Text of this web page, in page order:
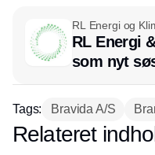
RL Energi og
RL Energi
som nyt
afsæt i RL
Tags: Bravida A/S
Relateret